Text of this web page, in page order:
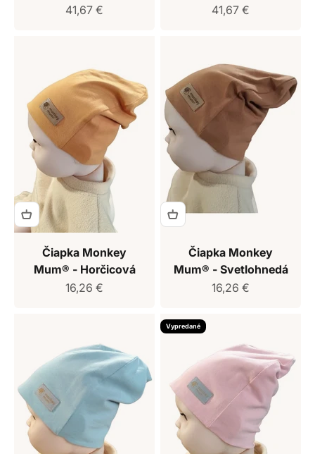
Predajná cena
41,67 €
Predajná cena
41,67 €
Čiapka Monkey
Mum® - Horčicová
Predajná cena
16,26 €
Čiapka Monkey
Mum® - Svetlohnedá
Predajná cena
16,26 €
Vypredané